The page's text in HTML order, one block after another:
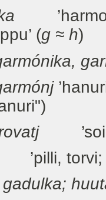
(g ≈ h)
torvi;
gadulka;